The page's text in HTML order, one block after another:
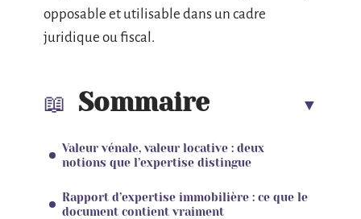
opposable et utilisable dans un cadre
juridique ou fiscal.
Sommaire
Valeur vénale, valeur locative : deux
notions que l’expertise distingue
Rapport d’expertise immobilière : ce que le
document contient vraiment